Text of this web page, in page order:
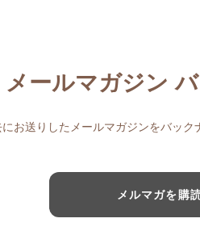
メールマガジン
お送りしたメールマガジンをバック
メルマガを購